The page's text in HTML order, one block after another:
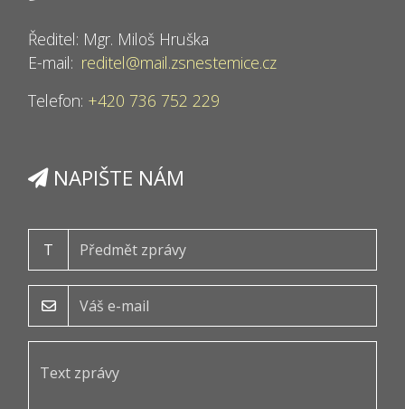
Ředitel: Mgr. Miloš Hruška
E-mail: reditel@mail.zsnestemice.cz
Telefon: +420 736 752 229
NAPIŠTE NÁM
T